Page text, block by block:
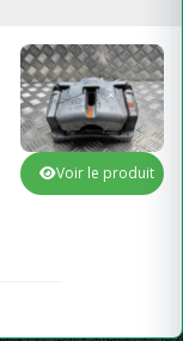
Voir le produit